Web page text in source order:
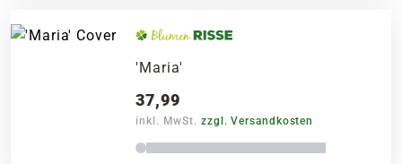
'Maria'
37,99
inkl. MwSt. zzgl. Versandkosten